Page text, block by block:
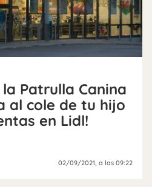
Patrulla Canina
al cole de tu hijo
en Lidl!
02/09/2021 , a las 09:22